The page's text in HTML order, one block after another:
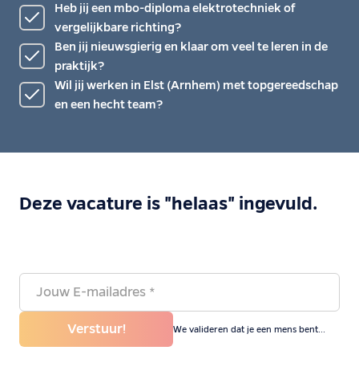
Heb jij een mbo-diploma elektrotechniek of
vergelijkbare richting?
Ben jij nieuwsgierig en klaar om veel te leren in de
praktijk?
Wil jij werken in Elst (Arnhem) met topgereedschap
en een hecht team?
Deze vacature is "helaas" ingevuld.
Verstuur! We valideren dat je een mens bent...